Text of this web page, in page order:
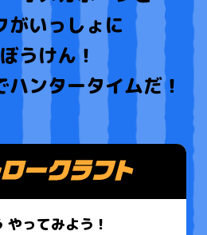
がいっしょに
うけん！
ンタータイムだ！
ってみよう！